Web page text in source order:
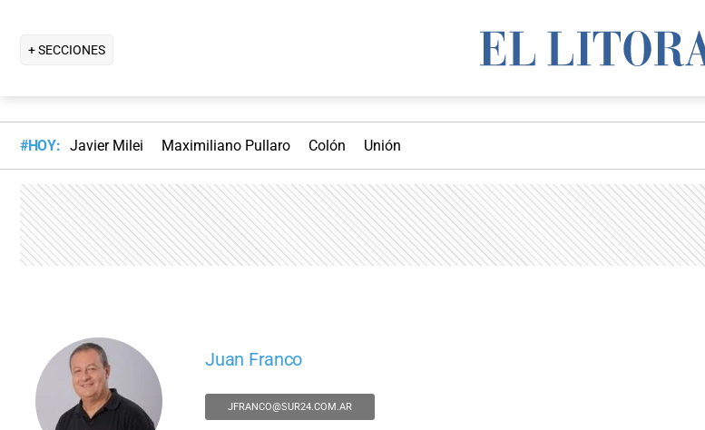
+ SECCIONES
#HOY: Javier Milei Maximiliano Pullaro Colón Unión
Juan Franco
JFRANCO@SUR24.COM.AR